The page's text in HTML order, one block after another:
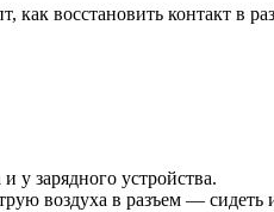
восстановить контакт в
зарядного устройства.
воздуха в разъем — сидеть